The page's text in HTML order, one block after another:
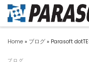
Home » ブログ » Parasoft
ブログ